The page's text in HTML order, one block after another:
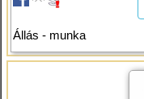
Állás - munka